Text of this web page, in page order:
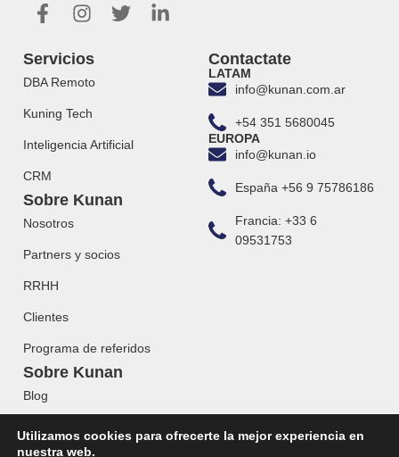
Servicios
DBA Remoto
Kuning Tech
Inteligencia Artificial
CRM
Sobre Kunan
Nosotros
Partners y socios
RRHH
Clientes
Programa de referidos
Sobre Kunan
Blog
Contactate
LATAM
info@kunan.com.ar
+54 351 5680045
EUROPA
info@kunan.io
España +56 9 75786186
Francia: +33 6
09531753
Utilizamos cookies para ofrecerte la mejor experiencia en
nuestra web.